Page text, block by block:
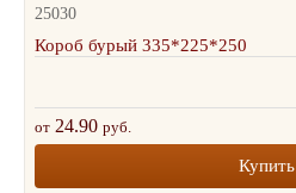
25030
Короб бурый 335*225*250
от 24.90 руб.
Купить